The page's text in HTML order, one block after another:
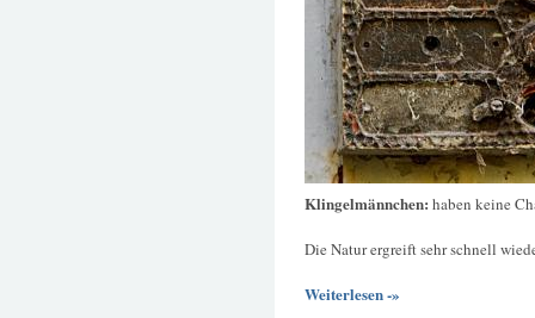
Klingelmännchen: haben keine
Die Natur ergreift sehr schnell
Weiterlesen -»